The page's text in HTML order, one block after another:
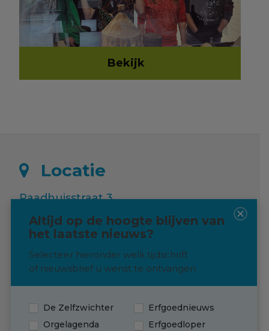
Bekijk
Locatie
Raadhuisstraat 3
Langskomen? Dat kan!
Neem via de knop hieronder contact
met ons op om een afspraak in te
plannen
Contact
Altijd op de hoogte blijven van
het laatste nieuws?
Selecteer hieronder welk tijdschrift
of nieuwsbrief u wenst te ontvangen
De Zelfzwichter
Erfgoednieuws
Orgelagenda
Erfgoedloper